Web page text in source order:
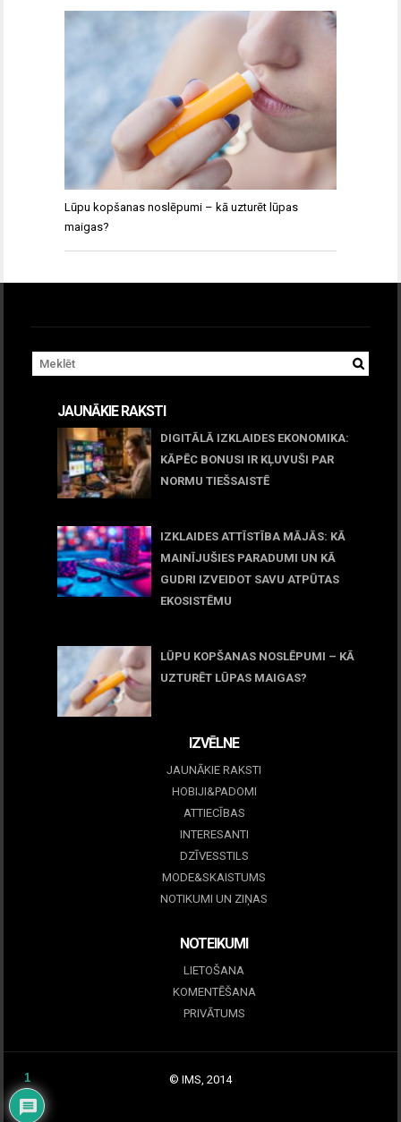
Lūpu kopšanas noslēpumi – kā uzturēt lūpas
maigas?
JAUNĀKIE RAKSTI
DIGITĀLĀ IZKLAIDES EKONOMIKA:
KĀPĒC BONUSI IR KĻUVUŠI PAR
NORMU TIEŠSAISTĒ
IZKLAIDES ATTĪSTĪBA MĀJĀS: KĀ
MAINĪJUŠIES PARADUMI UN KĀ
GUDRI IZVEIDOT SAVU ATPŪTAS
EKOSISTĒMU
LŪPU KOPŠANAS NOSLĒPUMI – KĀ
UZTURĒT LŪPAS MAIGAS?
IZVĒLNE
JAUNĀKIE RAKSTI
HOBIJI&PADOMI
ATTIECĪBAS
INTERESANTI
DZĪVESSTILS
MODE&SKAISTUMS
NOTIKUMI UN ZIŅAS
NOTEIKUMI
LIETOŠANA
KOMENTĒŠANA
PRIVĀTUMS
© IMS, 2014
1